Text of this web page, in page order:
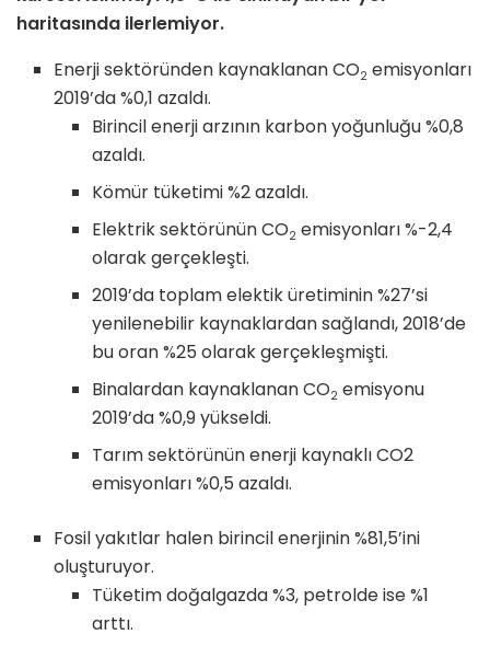
haritasında ilerlemiyor.
Enerji sektöründen kaynaklanan CO2 emisyonları
2019’da %0,1 azaldı.
Birincil enerji arzının karbon yoğunluğu %0,8
azaldı.
Kömür tüketimi %2 azaldı.
Elektrik sektörünün CO2 emisyonları %-2,4
olarak gerçekleşti.
2019’da toplam elektik üretiminin %27’si
yenilenebilir kaynaklardan sağlandı, 2018’de
bu oran %25 olarak gerçekleşmişti.
Binalardan kaynaklanan CO2 emisyonu
2019’da %0,9 yükseldi.
Tarım sektörünün enerji kaynaklı CO2
emisyonları %0,5 azaldı.
Fosil yakıtlar halen birincil enerjinin %81,5’ini
oluşturuyor.
Tüketim doğalgazda %3, petrolde ise %1
arttı.